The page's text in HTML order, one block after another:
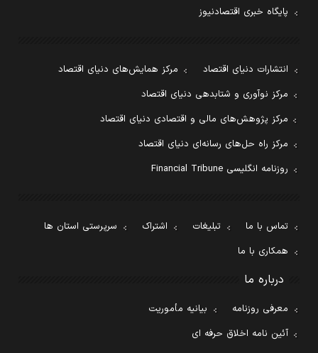
پایگاه خبری اقتصادنیوز
انتشارات دنیای اقتصاد
مرکز همایش‌های دنیای اقتصاد
مرکز نوآوری و شتابدهی دنیای اقتصاد
مرکز پژوهش‌های مالی و اقتصادی دنیای اقتصاد
مرکز راه حل‌های رسانه‌ای دنیای اقتصاد
روزنامه انگلیسی Financial Tribune
تماس با ما تبلیغات اشتراک
سرپرستی استان ها
همکاری با ما
درباره ما
معرفی روزنامه
بیانیه مأموریت
آئین نامه اخلاق حرفه ای